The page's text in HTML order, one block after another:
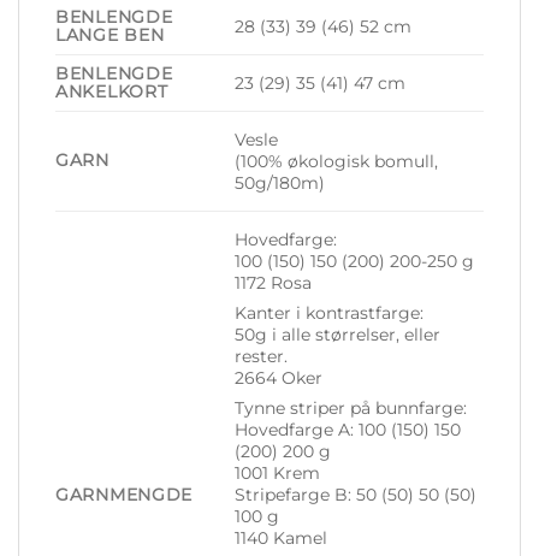
BENLENGDE
LANGE BEN
28 (33) 39 (46) 52 cm
BENLENGDE
ANKELKORT
23 (29) 35 (41) 47 cm
GARN
Vesle
(100% økologisk bomull,
50g/180m)
GARNMENGDE
Hovedfarge:
100 (150) 150 (200) 200-250 g
1172 Rosa
Kanter i kontrastfarge:
50g i alle størrelser, eller
rester.
2664 Oker
Tynne striper på bunnfarge:
Hovedfarge A: 100 (150) 150
(200) 200 g
1001 Krem
Stripefarge B: 50 (50) 50 (50)
100 g
1140 Kamel